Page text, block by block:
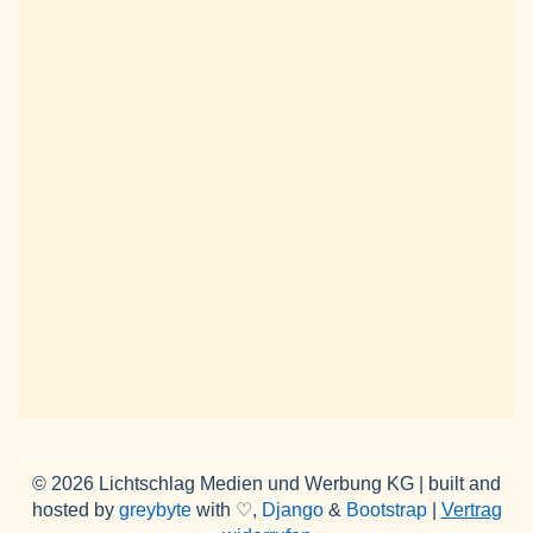
© 2026 Lichtschlag Medien und Werbung KG | built and
hosted by greybytewith ♡, Django& Bootstrap| Vertrag